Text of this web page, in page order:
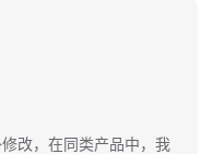
改，在同类产品中，我